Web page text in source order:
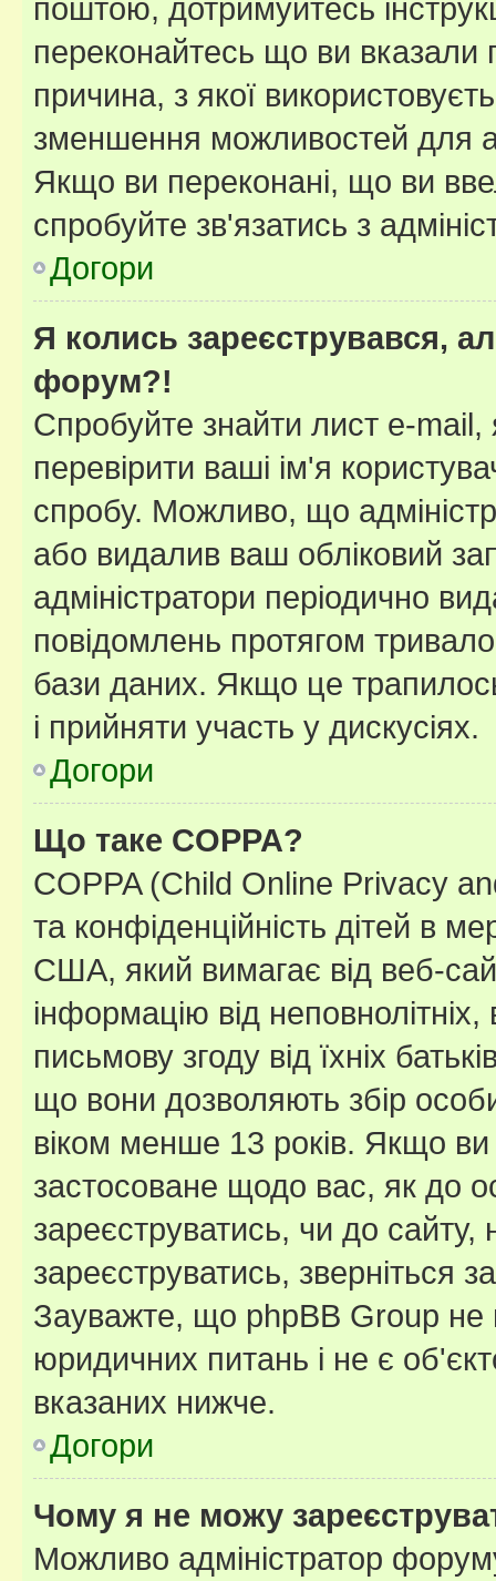
поштою, дотримуйтесь
переконайтесь що ви
причина, з якої
зменшення можливостей для
Якщо ви переконані, що ви
спробуйте зв'язатись з
Догори
Я колись зареєструвався,
форум?!
Спробуйте знайти лист e-mail,
перевірити ваші ім'я
спробу. Можливо, що
або видалив ваш обліковий
адміністратори періодично
повідомлень протягом
бази даних. Якщо це
і прийняти участь у дискусіях.
Догори
Що таке COPPA?
COPPA (Child Online Privacy
та конфіденційність дітей в
США, який вимагає від веб-
інформацію від
письмову згоду від їхніх
що вони дозволяють збір
віком менше 13 років. Якщо
застосоване щодо вас, як до
зареєструватись, чи до
зареєструватись, зверніться
Зауважте, що phpBB Group не
юридичних питань і не є
вказаних нижче.
Догори
Чому я не можу
Можливо адміністратор